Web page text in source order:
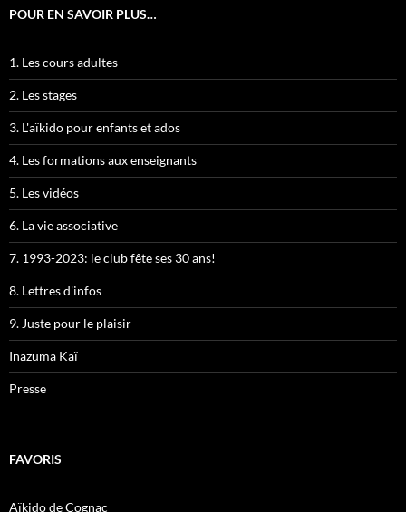
POUR EN SAVOIR PLUS…
1. Les cours adultes
2. Les stages
3. L'aïkido pour enfants et ados
4. Les formations aux enseignants
5. Les vidéos
6. La vie associative
7. 1993-2023: le club fête ses 30 ans!
8. Lettres d'infos
9. Juste pour le plaisir
Inazuma Kaï
Presse
FAVORIS
Aïkido de Cognac